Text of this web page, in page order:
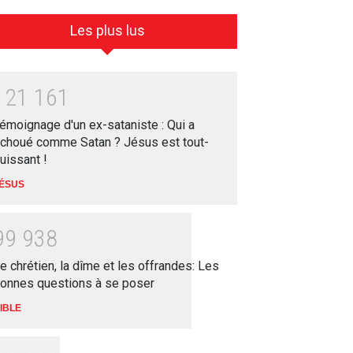
Les plus lus
21 1 61
d'un ex-sataniste : Qui a
comme Satan ? Jésus est tout-
!
9 938
chrétien, la dîme et les offrandes: Les
questions à se poser